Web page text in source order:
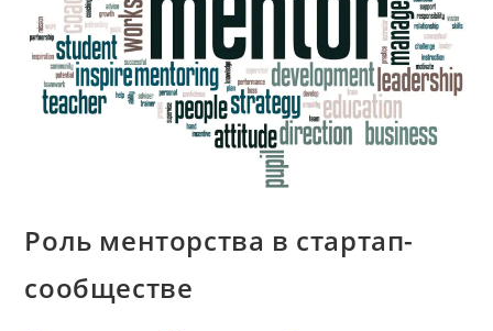
Роль менторства в стартап-
сообществе